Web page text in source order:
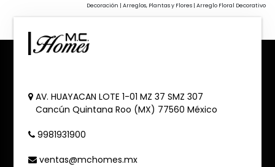
Decoración | Arreglos, Plantas y Flores | Arreglo Floral Decorativo
AV. HUAYACAN LOTE 1-01 MZ 37 SMZ 307
Cancún Quintana Roo (MX) 77560 México
9981931900
ventas@mchomes.mx